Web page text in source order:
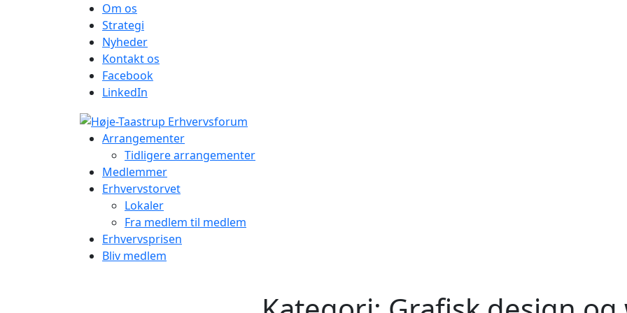
Om os
Strategi
Nyheder
Kontakt os
Facebook
LinkedIn
Arrangementer
Tidligere arrangementer
Medlemmer
Erhvervstorvet
Lokaler
Fra medlem til medlem
Erhvervsprisen
Bliv medlem